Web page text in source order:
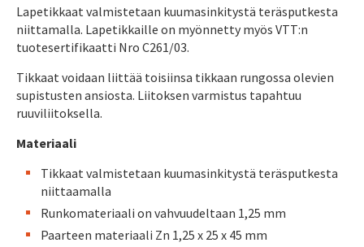
Lapetikkaat valmistetaan kuumasinkitystä teräsputkesta
niittamalla. Lapetikkaille on myönnetty myös VTT:n
tuotesertifikaatti Nro C261/03.
Tikkaat voidaan liittää toisiinsa tikkaan rungossa olevien
supistusten ansiosta. Liitoksen varmistus tapahtuu
ruuviliitoksella.
Materiaali
Tikkaat valmistetaan kuumasinkitystä teräsputkesta
niittaamalla
Runkomateriaali on vahvuudeltaan 1,25 mm
Paarteen materiaali Zn 1,25 x 25 x 45 mm